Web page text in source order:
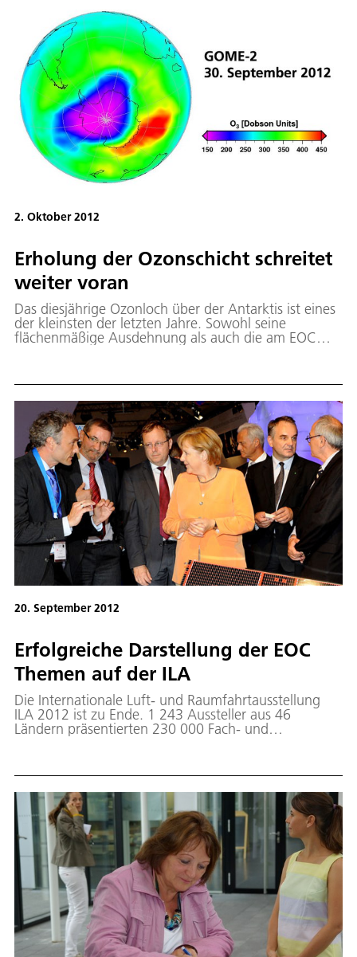
zwischen ENVISAT und Sentinel-5.
2. Oktober 2012
Erholung der Ozonschicht schreitet
weiter voran
Das diesjährige Ozonloch über der Antarktis ist eines
der kleinsten der letzten Jahre. Sowohl seine
flächenmäßige Ausdehnung als auch die am EOC
der letzten Jahre. Dies ist ein weiterer deutlicher
20. September 2012
Erfolgreiche Darstellung der EOC
Themen auf der ILA
Die Internationale Luft- und Raumfahrtausstellung
ILA 2012 ist zu Ende. 1 243 Aussteller aus 46
Ländern präsentierten 230 000 Fach- und
Privatbesucher ihre Produkte und Leistungen. Auch
die Bundeskanzlerin an den Exponaten des EOC über